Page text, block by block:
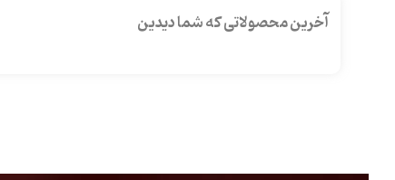
آخرین محصولاتی که شما دیدین